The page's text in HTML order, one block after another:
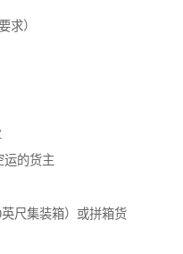
求）
的货主
尺集装箱）或拼箱货